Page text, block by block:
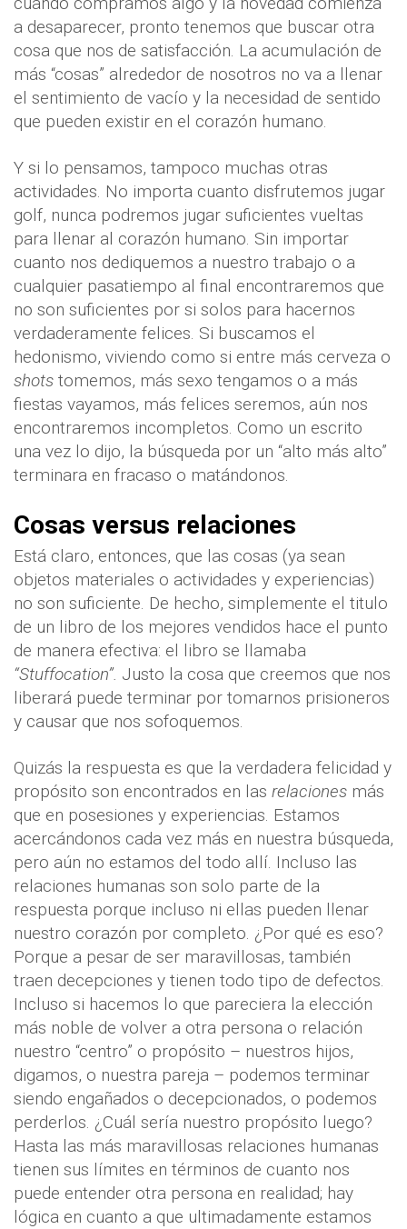
a desaparecer, pronto tenemos que buscar otra
cosa que nos de satisfacción. La acumulación de
más “cosas” alrededor de nosotros no va a llenar
el sentimiento de vacío y la necesidad de sentido
que pueden existir en el corazón humano.
Y si lo pensamos, tampoco muchas otras
actividades. No importa cuanto disfrutemos jugar
golf, nunca podremos jugar suficientes vueltas
para llenar al corazón humano. Sin importar
cuanto nos dediquemos a nuestro trabajo o a
cualquier pasatiempo al final encontraremos que
no son suficientes por si solos para hacernos
verdaderamente felices. Si buscamos el
hedonismo, viviendo como si entre más cerveza o
shots tomemos, más sexo tengamos o a más
fiestas vayamos, más felices seremos, aún nos
encontraremos incompletos. Como un escrito
una vez lo dijo, la búsqueda por un “alto más alto”
terminara en fracaso o matándonos.
Cosas versus relaciones
Está claro, entonces, que las cosas (ya sean
objetos materiales o actividades y experiencias)
no son suficiente. De hecho, simplemente el titulo
de un libro de los mejores vendidos hace el punto
de manera efectiva: el libro se llamaba
“Stuffocation”. Justo la cosa que creemos que nos
liberará puede terminar por tomarnos prisioneros
y causar que nos sofoquemos.
Quizás la respuesta es que la verdadera felicidad y
propósito son encontrados en las relaciones más
que en posesiones y experiencias. Estamos
acercándonos cada vez más en nuestra búsqueda,
pero aún no estamos del todo allí. Incluso las
relaciones humanas son solo parte de la
respuesta porque incluso ni ellas pueden llenar
nuestro corazón por completo. ¿Por qué es eso?
Porque a pesar de ser maravillosas, también
traen decepciones y tienen todo tipo de defectos.
Incluso si hacemos lo que pareciera la elección
más noble de volver a otra persona o relación
nuestro “centro” o propósito – nuestros hijos,
digamos, o nuestra pareja – podemos terminar
siendo engañados o decepcionados, o podemos
perderlos. ¿Cuál sería nuestro propósito luego?
Hasta las más maravillosas relaciones humanas
tienen sus límites en términos de cuanto nos
puede entender otra persona en realidad; hay
lógica en cuanto a que ultimadamente estamos